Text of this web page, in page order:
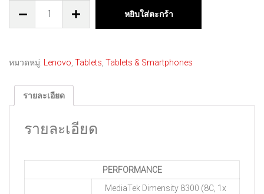
หยิบใส่ตะกร้า
หมวดหมู่: Lenovo Tablets Tablets & Smartphones
รายละเอียด
รายละเอียด
PERFORMANCE
MediaTek Dimensity 8300 (8C, 1x